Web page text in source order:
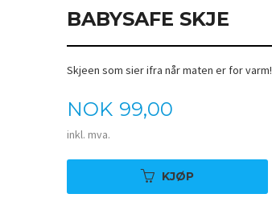
BABYSAFE SKJE
Skjeen som sier ifra når maten er for varm!
Pris
NOK 99,00
inkl. mva.
KJØP